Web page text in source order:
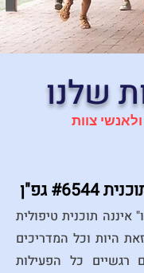
שלנו
צוות
גפ"ן
איננה תוכנית טיפולית
היות וכל המדריכים
רגשיים כל הפעילות